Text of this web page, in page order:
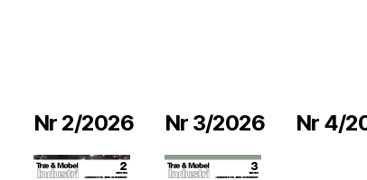
Nr 2/2026 Nr 3/2026 Nr 4/